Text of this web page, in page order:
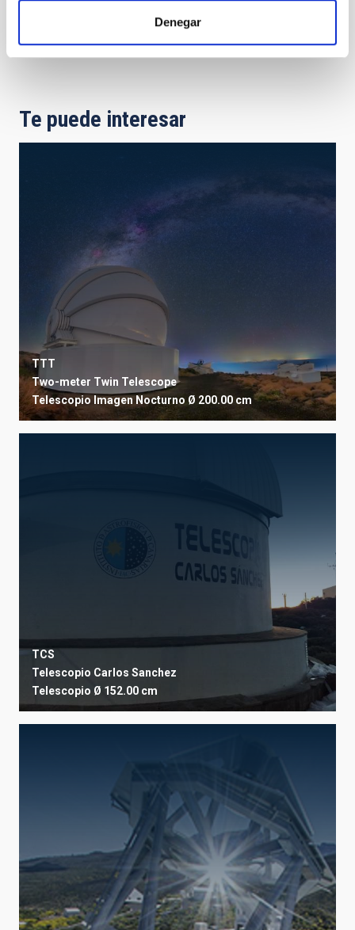
Denegar
managed-telescopes/iac80/
Te puede interesar
TTT
Two-meter Twin Telescope
Telescopio Imagen Nocturno Ø 200.00 cm
TCS
Telescopio Carlos Sanchez
Telescopio Ø 152.00 cm